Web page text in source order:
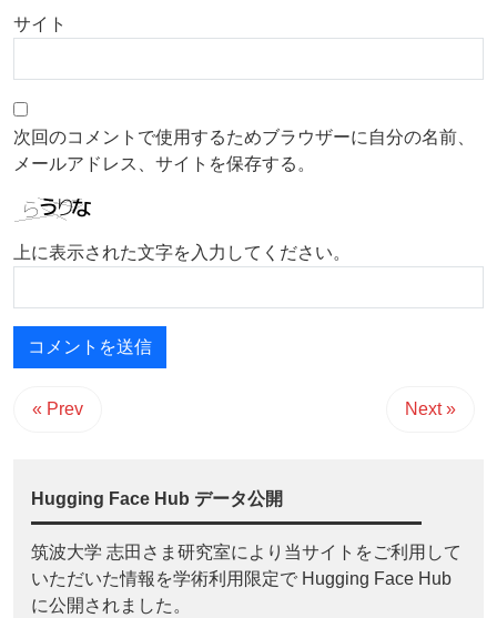
サイト
次回のコメントで使用するためブラウザーに自分の名前、
メールアドレス、サイトを保存する。
上に表示された文字を入力してください。
« Prev Next »
Hugging Face Hub データ公開
筑波大学 志田さま研究室により当サイトをご利用して
いただいた情報を学術利用限定で Hugging Face Hub
に公開されました。